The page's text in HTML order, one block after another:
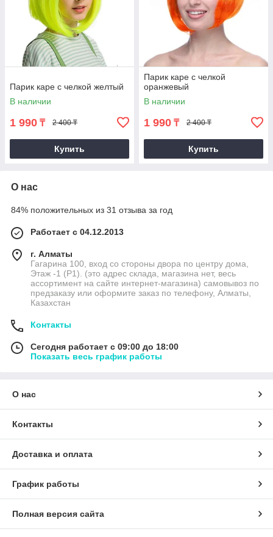
Парик каре с челкой желтый
В наличии
1 990 ₸ 2 400 ₸
Купить
Парик каре с челкой
оранжевый
В наличии
1 990 ₸ 2 400 ₸
Купить
О нас
84% положительных из 31 отзыва за год
Работает с 04.12.2013
г. Алматы
Гагарина 100, вход со стороны двора по центру дома,
Этаж -1 (P1). (это адрес склада, магазина нет, весь
ассортимент на сайте интернет-магазина) самовывоз по
предзаказу или оформите заказ по телефону, Алматы,
Казахстан
Контакты
Сегодня работает с 09:00 до 18:00
Показать весь график работы
О нас
Контакты
Доставка и оплата
График работы
Полная версия сайта